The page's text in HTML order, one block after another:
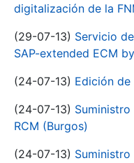
digitalización de la
(29-07-13) Servicio
SAP-extended ECM
(24-07-13) Edición de
(24-07-13)
RCM (Burgos)
(24-07-13)